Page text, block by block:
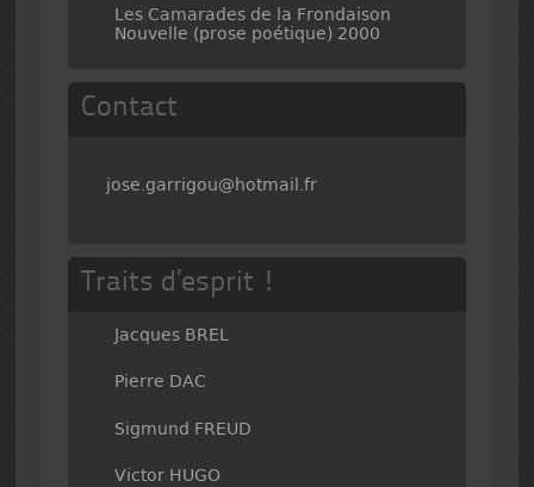
Les Camarades de la Frondaison
Nouvelle (prose poétique) 2000
Contact
jose.garrigou@hotmail.fr
Traits d’esprit !
Jacques BREL
Pierre DAC
Sigmund FREUD
Victor HUGO